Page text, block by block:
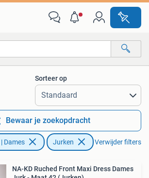
Alle afstanden…
Sorteer op
Bewaar je zoekopdracht
Dames Jurken Verwijder filters
NA-KD Ruched Front Maxi Dress Dames